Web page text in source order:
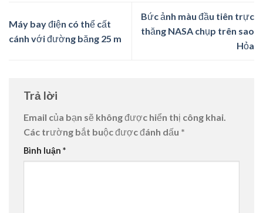
Máy bay điện có thể cất
cánh với đường băng 25 m
Bức ảnh màu đầu tiên trực
thăng NASA chụp trên sao
Hỏa
Trả lời
Email của bạn sẽ không được hiển thị công khai.
Các trường bắt buộc được đánh dấu *
Bình luận *